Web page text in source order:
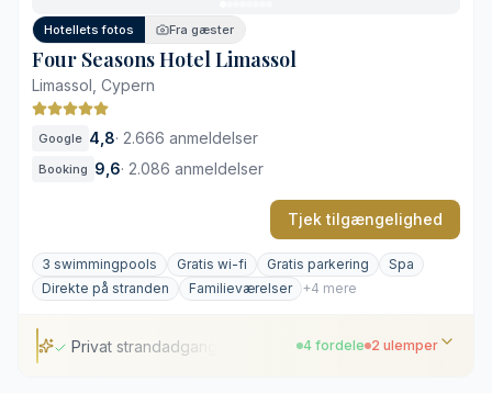
Hotellets fotos Fra gæster
Four Seasons Hotel Limassol
Limassol, Cypern
Google 4,8· 2.666 anmeldelser
Booking 9,6· 2.086 anmeldelser
Tjek tilgængelighed
3 swimmingpools Gratis wi-fi Gratis parkering
Spa
Direkte på stranden
Familieværelser +4 mere
Privat strandadgang 4 fordele 2 ulemper